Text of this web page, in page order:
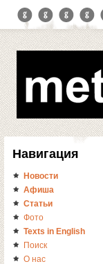
Навигация
Новости
Афиша
Статьи
Фото
Texts in English
Поиск
О нас